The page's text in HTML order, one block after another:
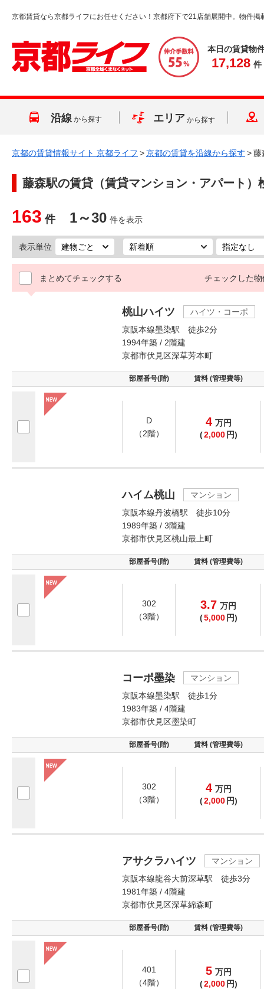
京都賃貸なら京都ライフにお任せください！京都府下で21店舗展開中。物件掲
本日の賃貸物
17,128 件
沿線 から探す エリア から探す
京都の賃貸情報サイト 京都ライフ >京都の賃貸を沿線から探す >藤
藤森駅の賃貸（賃貸マンション・アパート）
163 件 1～30 件を表示
表示単位
まとめてチェックする チェックした物
桃山ハイツ
ハイツ・コーポ
京阪本線墨染駅 徒歩2分
1994年築 / 2階建
京都市伏見区深草芳本町
部屋番号(階) 賃料 (管理費等)
D
（2階）
4 万円
(2,000 円)
ハイム桃山
マンション
京阪本線丹波橋駅 徒歩10分
1989年築 / 3階建
京都市伏見区桃山最上町
部屋番号(階) 賃料 (管理費等)
302
（3階）
3.7 万円
(5,000 円)
コーポ墨染
マンション
京阪本線墨染駅 徒歩1分
1983年築 / 4階建
京都市伏見区墨染町
部屋番号(階) 賃料 (管理費等)
302
（3階）
4 万円
(2,000 円)
アサクラハイツ
マンション
京阪本線龍谷大前深草駅 徒歩3分
1981年築 / 4階建
京都市伏見区深草綿森町
部屋番号(階) 賃料 (管理費等)
401
（4階）
5 万円
(2,000 円)